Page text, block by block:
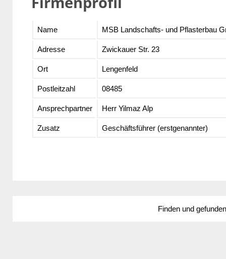
Name MSB Landschafts- und Pflasterbau
Adresse Zwickauer Str. 23
Ort Lengenfeld
Postleitzahl 08485
Ansprechpartner Herr Yilmaz Alp
Zusatz Geschäftsführer (erstgenannter)
Finden und